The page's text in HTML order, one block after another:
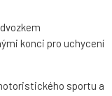
konci pro uchycení
sportu a